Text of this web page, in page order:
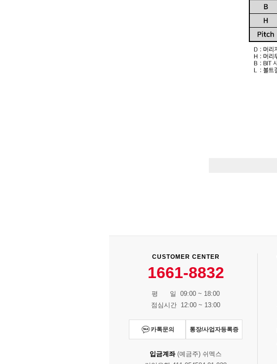
CUSTOMER CENTER
1661-8832
평 일 09:00 ~ 18:00
점심시간 12:00 ~ 13:00
카톡문의 통장/사업자등록증
입금계좌(예금주) 쉬멕스